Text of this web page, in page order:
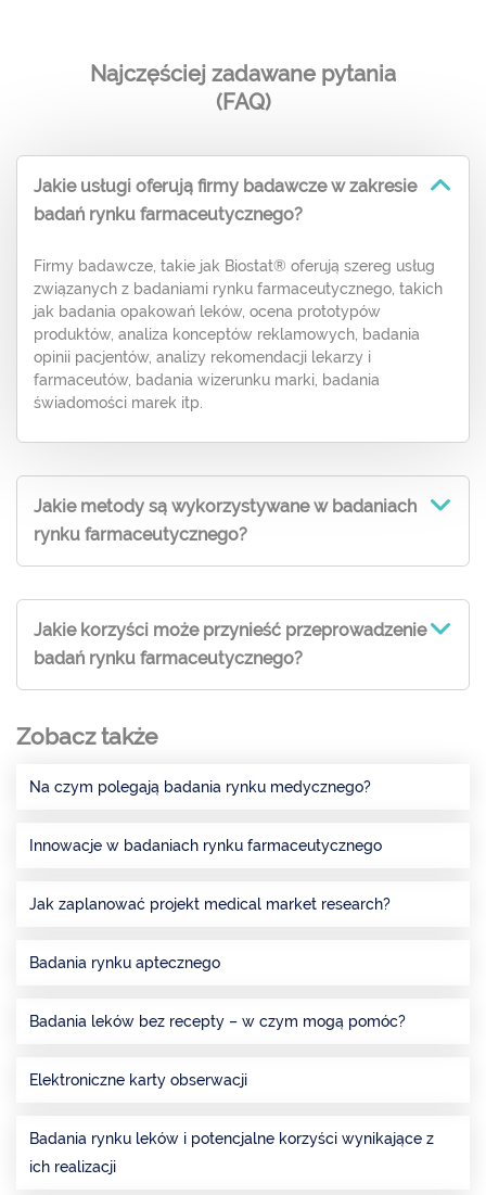
Najczęściej zadawane pytania
(FAQ)
Jakie usługi oferują firmy badawcze w zakresie
badań rynku farmaceutycznego?
Firmy badawcze, takie jak Biostat® oferują szereg usług
związanych z badaniami rynku farmaceutycznego, takich
jak badania opakowań leków, ocena prototypów
produktów, analiza konceptów reklamowych, badania
opinii pacjentów, analizy rekomendacji lekarzy i
farmaceutów, badania wizerunku marki, badania
świadomości marek itp.
Jakie metody są wykorzystywane w badaniach
rynku farmaceutycznego?
Jakie korzyści może przynieść przeprowadzenie
badań rynku farmaceutycznego?
Zobacz także
Na czym polegają badania rynku medycznego?
Innowacje w badaniach rynku farmaceutycznego
Jak zaplanować projekt medical market research?
Badania rynku aptecznego
Badania leków bez recepty – w czym mogą pomóc?
Elektroniczne karty obserwacji
Badania rynku leków i potencjalne korzyści wynikające z
ich realizacji